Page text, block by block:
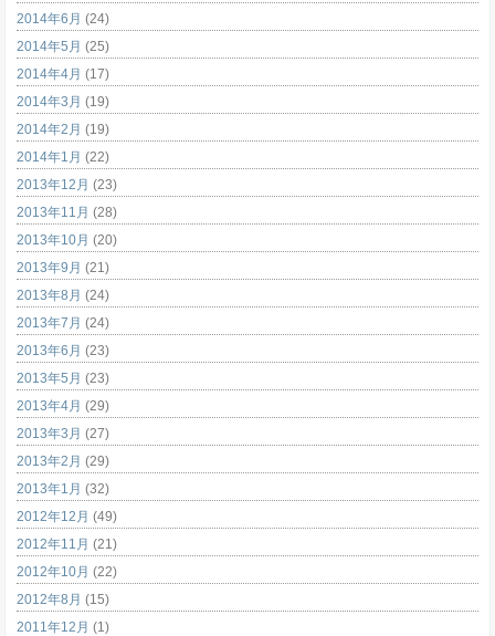
2014年6月 (24)
2014年5月 (25)
2014年4月 (17)
2014年3月 (19)
2014年2月 (19)
2014年1月 (22)
2013年12月 (23)
2013年11月 (28)
2013年10月 (20)
2013年9月 (21)
2013年8月 (24)
2013年7月 (24)
2013年6月 (23)
2013年5月 (23)
2013年4月 (29)
2013年3月 (27)
2013年2月 (29)
2013年1月 (32)
2012年12月 (49)
2012年11月 (21)
2012年10月 (22)
2012年8月 (15)
2011年12月 (1)